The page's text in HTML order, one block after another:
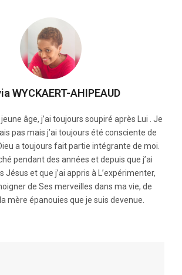
WYCKAERT-AHIPEAUD
âge, j’ai toujours soupiré après Lui . Je
pas mais j’ai toujours été consciente de
a toujours fait partie intégrante de moi.
pendant des années et depuis que j’ai
Jésus et que j’ai appris à L’expérimenter,
de Ses merveilles dans ma vie, de
mère épanouies que je suis devenue.